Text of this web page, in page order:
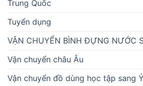
Trung Quốc
Tuyển dụng
VẬN CHUYỂN BÌNH ĐỰNG NƯỚC
Vận chuyển châu Âu
Vận chuyển đồ dùng học tập sang Ý